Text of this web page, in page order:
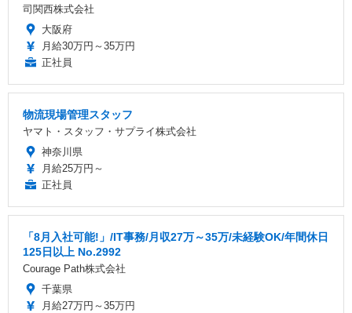
司関西株式会社
大阪府
月給30万円～35万円
正社員
物流現場管理スタッフ
ヤマト・スタッフ・サプライ株式会社
神奈川県
月給25万円～
正社員
「8月入社可能!」/IT事務/月収27万～35万/未経験OK/年間休日
125日以上 No.2992
Courage Path株式会社
千葉県
月給27万円～35万円